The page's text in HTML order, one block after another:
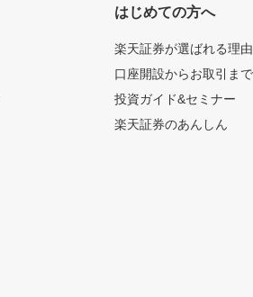
はじめての方へ
楽天証券が選ばれる理由
口座開設からお取引ま
投資ガイド&セミナー
楽天証券のあんしん